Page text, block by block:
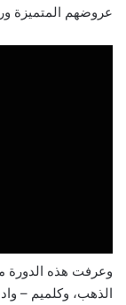
عروضهم المتميزة